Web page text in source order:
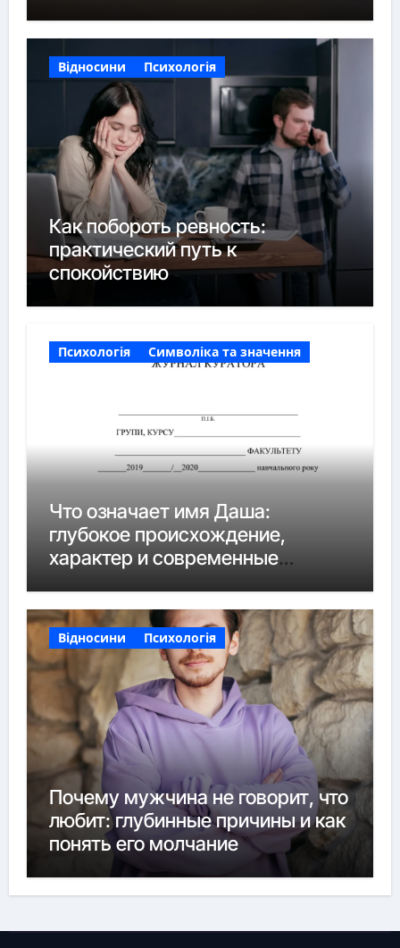
Відносини Психологія
Как побороть ревность:
практический путь к
спокойствию
Психологія Символіка та значення
Что означает имя Даша:
глубокое происхождение,
характер и современные
Відносини Психологія
Почему мужчина не говорит, что
любит: глубинные причины и как
понять его молчание